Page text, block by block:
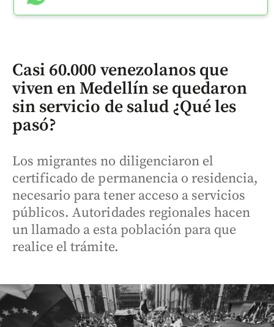
Casi 60.000 venezolanos que
viven en Medellín se quedaron
sin servicio de salud ¿Qué les
pasó?
Los migrantes no diligenciaron el
certificado de permanencia o residencia,
necesario para tener acceso a servicios
públicos. Autoridades regionales hacen
un llamado a esta población para que
realice el trámite.